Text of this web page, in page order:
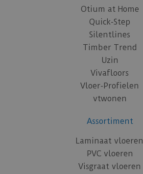
Otium at Home
Quick-Step
Silentlines
Timber Trend
Uzin
Vivafloors
Vloer-Profielen
vtwonen
Assortiment
Laminaat vloeren
PVC vloeren
Visgraat vloeren